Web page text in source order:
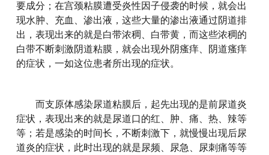
要成分；在宫颈粘膜遭受炎性因子侵袭的时候，就会出
现水肿、充血、渗出液，这些大量的渗出液通过阴道排
出，表现出来的就是白带浓稠、白带黄，而这些浓稠的
白带不断刺激阴道粘膜，就会出现外阴瘙痒、阴道瘙痒
的症状，一如这位患者所出现的症状。
而支原体感染尿道粘膜后，起先出现的是前尿道炎
症状，表现出来的就是尿道口的红、肿、痛、热、辣等
等；若是感染的时间长，不断刺激下，就慢慢出现后尿
道炎的症状，此时出现的就是尿频、尿急、尿刺痛等等